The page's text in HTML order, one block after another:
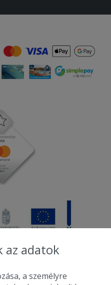
- Diston-line Kft.
az adatok
a személyre